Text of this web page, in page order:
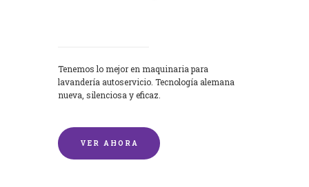
Tenemos lo mejor en maquinaria para
lavandería autoservicio. Tecnología alemana
nueva, silenciosa y eficaz.
VER AHORA